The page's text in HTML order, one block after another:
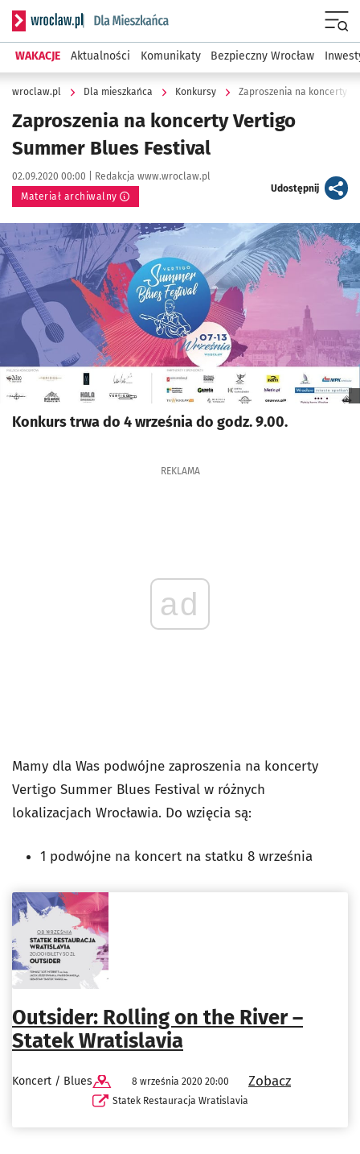
Serwis informacyjny wroclaw.pl podserwis: Dla mieszkańca
WAKACJE Aktualności Komunikaty Bezpieczny Wrocław
wroclaw.pl Dla mieszkańca Konkursy Zaproszenia na koncerty
Zaproszenia na koncerty Vertigo
Summer Blues Festival
Data publikacji:
02.09.2020 00:00 | Autor:
Redakcja www.wroclaw.pl
Materiał archiwalny
Udostępnijartykuł
Kliknij, aby powiększyć
Konkurs trwa do 4 września do godz. 9.00.
REKLAMA
ad
Mamy dla Was podwójne zaproszenia na koncerty
Vertigo Summer Blues Festival w różnych
lokalizacjach Wrocławia. Do wzięcia są:
1 podwójne na koncert na statku 8 września
Outsider: Rolling on the River –
Statek Wratislavia
Koncert / Blues
8 września 2020 20:00
Statek Restauracja Wratislavia
Zobacz